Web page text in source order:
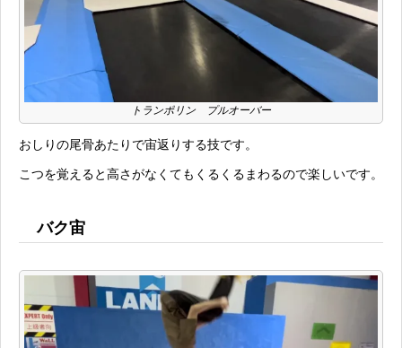
トランポリン プルオーバー
おしりの尾骨あたりで宙返りする技です。
こつを覚えると高さがなくてもくるくるまわるので楽しいです。
バク宙